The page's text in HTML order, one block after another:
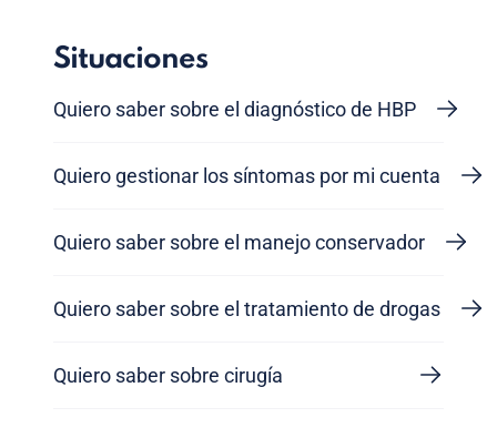
Situaciones
Quiero saber sobre el diagnóstico de HBP
Quiero gestionar los síntomas por mi cuenta
Quiero saber sobre el manejo conservador
Quiero saber sobre el tratamiento de drogas
Quiero saber sobre cirugía